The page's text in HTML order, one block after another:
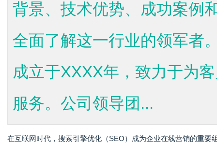
背景、技术优势、成功案例
全面了解这一行业的领军者
成立于XXXX年，致力于为
服务。公司领导团...
在互联网时代，搜索引擎优化（SEO）成为企业在线营销的重要